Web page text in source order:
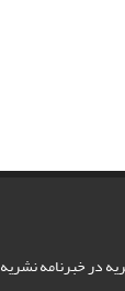
در خبرنامه نشریه